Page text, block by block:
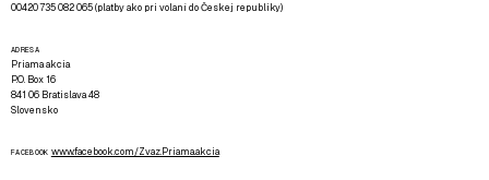
00420 735 082 065 (platby ako pri volaní do Českej republiky)
ADRESA
Priama akcia
P.O. Box 16
841 06 Bratislava 48
Slovensko
FACEBOOK www.facebook.com/Zvaz.Priama.akcia